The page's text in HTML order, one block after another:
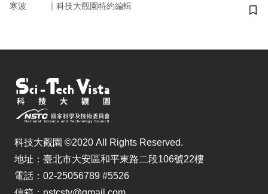
寒波 ｜ 科技大觀園特約編輯
儲
科技大觀園 ©2020 All Rights Reserved.
地址：臺北市大安區和平東路二段106號22樓
電話：02-25056789 #5526